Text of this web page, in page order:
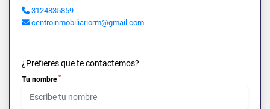
3124835859
centroinmobiliariorm@gmail.com
¿Prefieres que te contactemos?
Tu nombre *